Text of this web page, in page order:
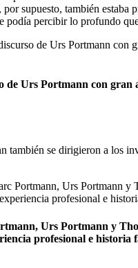
supuesto, también
podía percibir lo profundo
de Urs Portmann con
también se dirigieron a los
Urs Portmann y
profesional e